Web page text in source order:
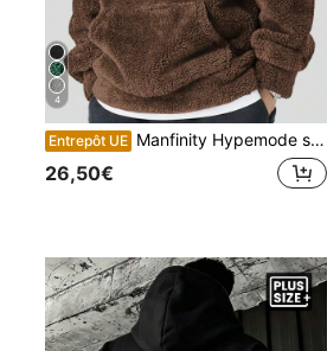
4
Entrepôt UE Manfinity Hypemode sweat-shirt à capuche en polaire avec imprimé lettres pour hommes grande taille, sweat-shirt à capuche marron pour hommes, sweat-shirt à capuche en sherpa pour hommes, sweat-shirt à capuche couverture, pour l'automne et l'hiver, Top à manches longues
26,50€